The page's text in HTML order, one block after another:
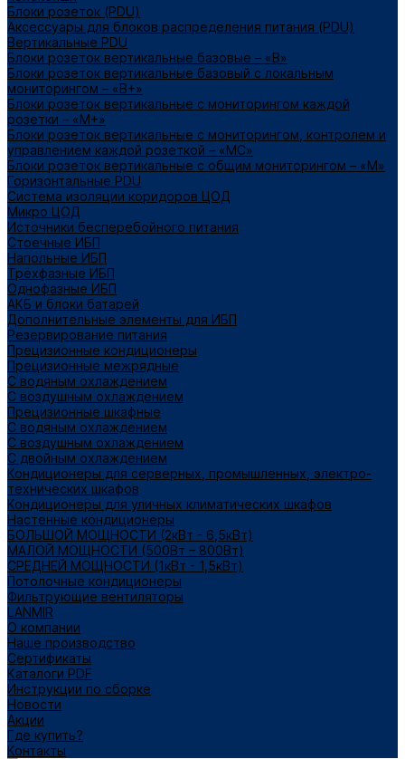
Блоки розеток (PDU)
Аксессуары для блоков распределения питания (PDU)
Вертикальные PDU
Блоки розеток вертикальные базовые – «В»
Блоки розеток вертикальные базовый с локальным
мониторингом – «В+»
Блоки розеток вертикальные с мониторингом каждой
розетки – «М+»
Блоки розеток вертикальные с мониторингом, контролем и
управлением каждой розеткой – «МС»
Блоки розеток вертикальные с общим мониторингом – «М»
Горизонтальные PDU
Система изоляции коридоров ЦОД
Микро ЦОД
Источники бесперебойного питания
Стоечные ИБП
Напольные ИБП
Трёхфазные ИБП
Однофазные ИБП
АКБ и блоки батарей
Дополнительные элементы для ИБП
Резервирование питания
Прецизионные кондиционеры
Прецизионные межрядные
С водяным охлаждением
С воздушным охлаждением
Прецизионные шкафные
С водяным охлаждением
С воздушным охлаждением
С двойным охлаждением
Кондиционеры для серверных, промышленных, электро-
технических шкафов
Кондиционеры для уличных климатических шкафов
Настенные кондиционеры
БОЛЬШОЙ МОЩНОСТИ (2кВт - 6,5кВт)
МАЛОЙ МОЩНОСТИ (500Вт – 800Вт)
СРЕДНЕЙ МОЩНОСТИ (1кВт - 1,5кВт)
Потолочные кондиционеры
Фильтрующие вентиляторы
LANMIR
О компании
Наше производство
Сертификаты
Каталоги PDF
Инструкции по сборке
Новости
Акции
Где купить?
Контакты